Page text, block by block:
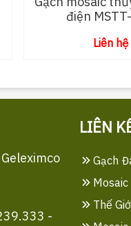
điện
Liên hệ
-
LIÊN
Gạch
Thế